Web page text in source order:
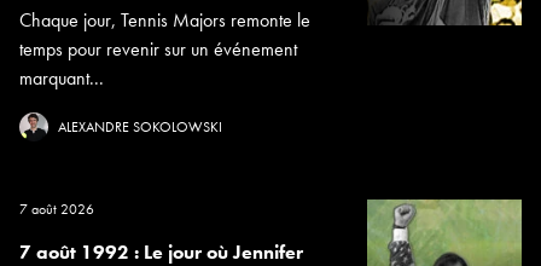
Chaque jour, Tennis Majors remonte le
temps pour revenir sur un événement
marquant...
ALEXANDRE SOKOLOWSKI
7 août 2026
7 août 1992 : Le jour où Jennifer